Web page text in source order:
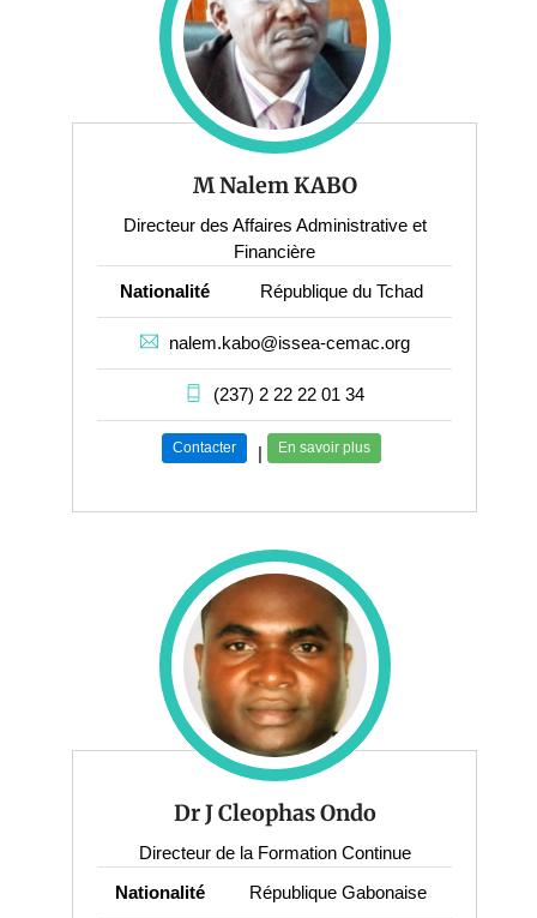
M Nalem KABO
Directeur des Affaires Administrative et
Financière
Nationalité
République du Tchad
nalem.kabo@issea-cemac.org
(237) 2 22 22 01 34
Contacter | En savoir plus
Dr J Cleophas Ondo
Directeur de la Formation Continue
Nationalité
République Gabonaise